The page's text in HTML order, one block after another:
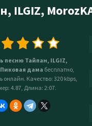
ILGIZ,
песню Тайпан, ILGIZ,
Пиковая дама бесплатно,
онлайн. Качество: 320 kbps,
4.87, Длина: 2:07.